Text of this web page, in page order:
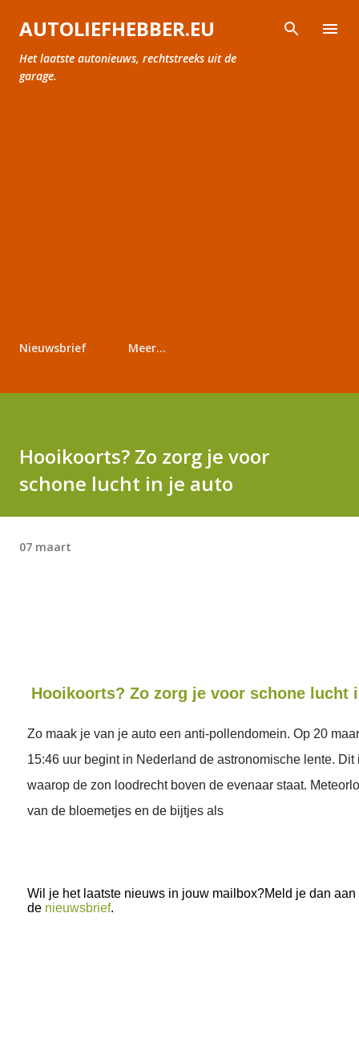
Doorgaan naar hoofdcontent
AUTOLIEFHEBBER.EU
Het laatste autonieuws, rechtstreeks uit de
garage.
Nieuwsbrief Meer…
Hooikoorts? Zo zorg je voor
schone lucht in je auto
07 maart
Hooikoorts? Zo zorg je voor schone lucht
Zo maak je van je auto een anti-pollendomein. Op 20
15:46 uur begint in Nederland de astronomische lente. Dit
waarop de zon loodrecht boven de evenaar staat.
van de bloemetjes en de bijtjes als
Wil je het laatste nieuws in jouw mailbox?Meld je dan aan
de nieuwsbrief.